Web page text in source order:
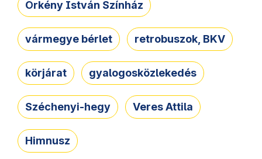
Örkény István Színház
vármegye bérlet retrobuszok, BKV
körjárat gyalogosközlekedés
Széchenyi-hegy Veres Attila
Himnusz